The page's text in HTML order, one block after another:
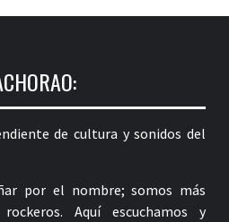
de cultura y sonidos del
por el nombre; somos más
Aquí escuchamos y